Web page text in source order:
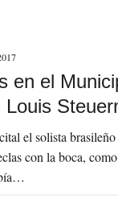
en el
el solista
con la boca,